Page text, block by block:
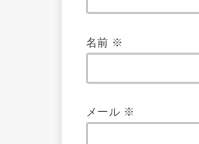
名前 ※
メール ※